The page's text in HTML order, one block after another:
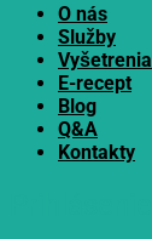
O nás
Služby
Vyšetrenia
E-recept
Blog
Q&A
Kontakty